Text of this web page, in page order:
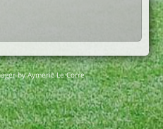
by Aymeric Le Corre